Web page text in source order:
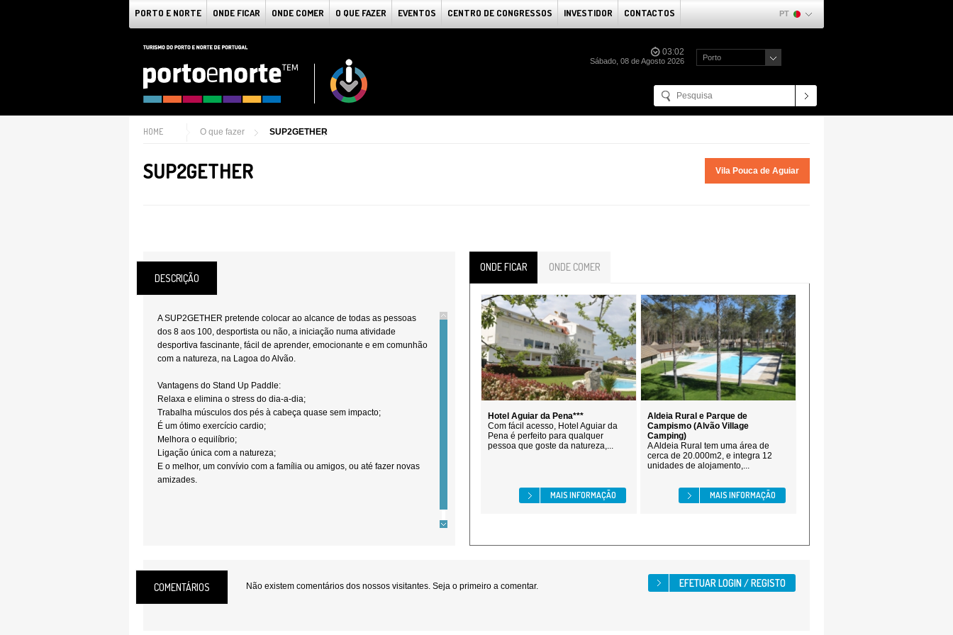
PORTO E NORTE ONDE FICAR ONDE COMER O QUE FAZER EVENTOS CENTRO DE CONGRESSOS INVESTIDOR CONTACTOS PT
03:02
Sábado, 08 de Agosto 2026 Porto
HOME O que fazer SUP2GETHER
SUP2GETHER Vila Pouca de Aguiar
DESCRIÇÃO
A SUP2GETHER pretende colocar ao alcance de todas as pessoas
dos 8 aos 100, desportista ou não, a iniciação numa atividade
desportiva fascinante, fácil de aprender, emocionante e em comunhão
com a natureza, na Lagoa do Alvão.
Vantagens do Stand Up Paddle:
Relaxa e elimina o stress do dia-a-dia;
Trabalha músculos dos pés à cabeça quase sem impacto;
É um ótimo exercício cardio;
Melhora o equilíbrio;
Ligação única com a natureza;
E o melhor, um convívio com a família ou amigos, ou até fazer novas
amizades.
ONDE FICAR ONDE COMER
Hotel Aguiar da Pena***
Com fácil acesso, Hotel Aguiar da
Pena é perfeito para qualquer
pessoa que goste da natureza,...
MAIS INFORMAÇÃO
Aldeia Rural e Parque de
Campismo (Alvão Village
Camping)
A Aldeia Rural tem uma área de
cerca de 20.000m2, e integra 12
unidades de alojamento,...
MAIS INFORMAÇÃO
COMENTÁRIOS Não existem comentários dos nossos visitantes. Seja o primeiro a comentar.